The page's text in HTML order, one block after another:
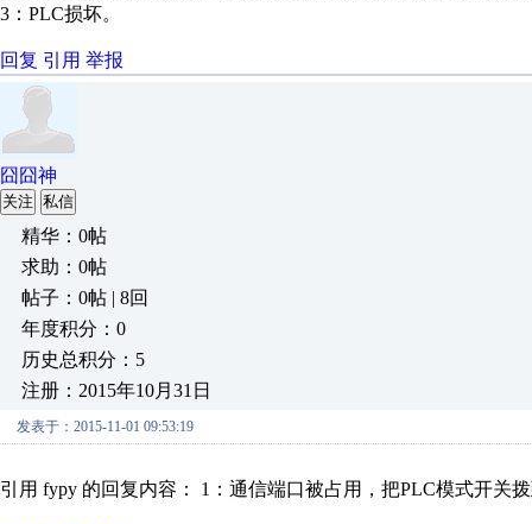
3：PLC损坏。
回复 引用 举报
囧囧神
关注 私信
精华：0帖
求助：0帖
帖子：0帖 | 8回
年度积分：0
历史总积分：5
注册：2015年10月31日
发表于：2015-11-01 09:53:19
引用 fypy 的回复内容： 1：通信端口被占用，把PLC模式开关